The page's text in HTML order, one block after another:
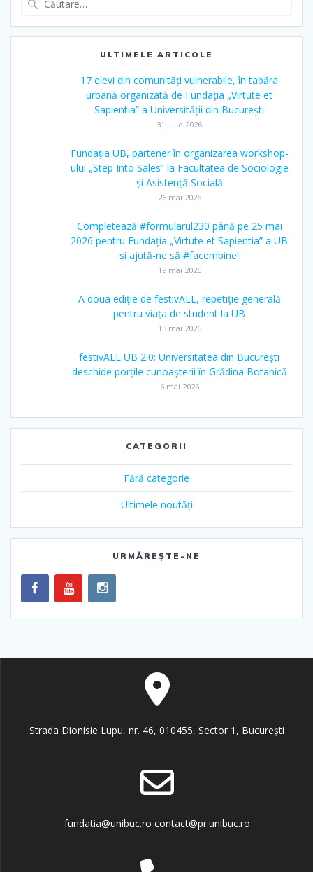
ULTIMELE ARTICOLE
17 elevi din comunități vulnerabile, în tabăra
urbană organizată de Fundația „Virtute et
Sapientia” a Universității din București
31 iulie 2026
Fundația UB, partener în organizarea workshop-
ului „Step Into Sales” la Facultatea de Sociologie
și Asistență Socială
26 mai 2026
Completează #formularul230 până pe 25 mai
2026 pentru Fundația „Virtute et Sapientia” a UB
și ajută-ne să #facembine!
19 mai 2026
A doua ediție de festivALL, repetiție generală
pentru viața de student la UB
13 mai 2026
festivALL UB 2.0: Universitatea din București
deschide porțile cunoașterii în Grădina Botanică
6 mai 2026
CATEGORII
Fără categorie
Ultimele noutăți
URMĂREȘTE-NE
Strada Dionisie Lupu, nr. 46, 010455, Sector 1, București
fundatia@unibuc.ro contact@pr.unibuc.ro